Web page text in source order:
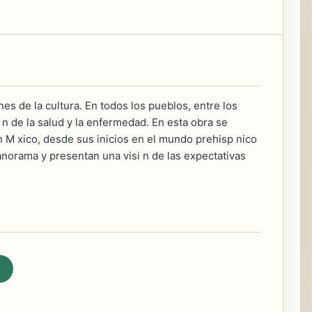
de la cultura. En todos los pueblos, entre los
la salud y la enfermedad. En esta obra se
xico, desde sus inicios en el mundo prehisp nico
y presentan una visi n de las expectativas